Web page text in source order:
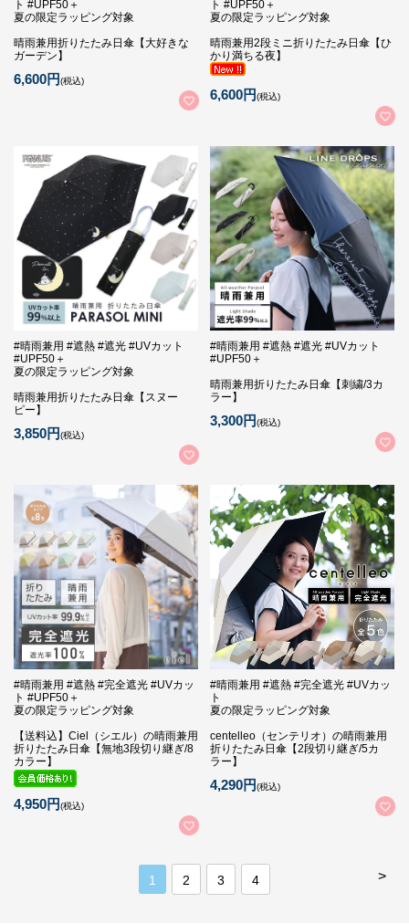
ト #UPF50＋
夏の限定ラッピング対象
晴雨兼用折りたたみ日傘【大好きな
ガーデン】
6,600円(税込)
ト #UPF50＋
夏の限定ラッピング対象
晴雨兼用2段ミニ折りたたみ日傘【ひ
かり満ちる夜】
6,600円(税込)
#晴雨兼用 #遮熱 #遮光 #UVカット
#UPF50＋
夏の限定ラッピング対象
晴雨兼用折りたたみ日傘【スヌー
ピー】
3,850円(税込)
#晴雨兼用 #遮熱 #遮光 #UVカット
#UPF50＋
晴雨兼用折りたたみ日傘【刺繍/3カ
ラー】
3,300円(税込)
#晴雨兼用 #遮熱 #完全遮光 #UVカッ
ト #UPF50＋
夏の限定ラッピング対象
【送料込】Ciel（シエル）の晴雨兼用
折りたたみ日傘【無地3段切り継ぎ/8
カラー】
4,950円(税込)
#晴雨兼用 #遮熱 #完全遮光 #UVカッ
ト
夏の限定ラッピング対象
centelleo（センテリオ）の晴雨兼用
折りたたみ日傘【2段切り継ぎ/5カ
ラー】
4,290円(税込)
>
1 2 3 4